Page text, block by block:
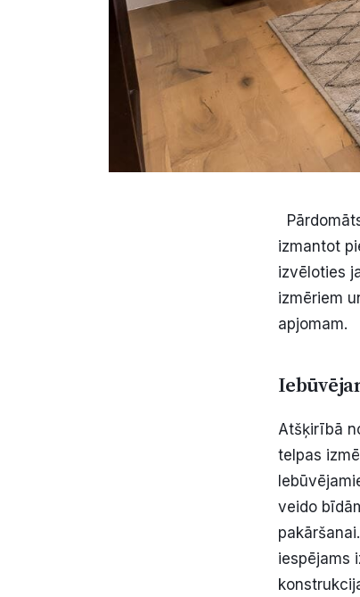
izmantot
izvēloties
izmēriem
apjomam.
Atšķirībā
telpas
veido
iespējams